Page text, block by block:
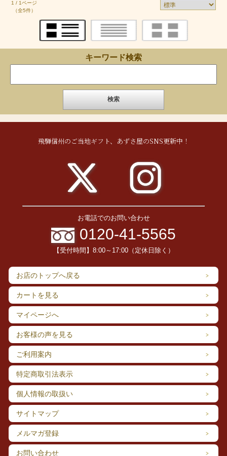
1 / 1ページ
（全5件）
キーワード検索
飛騨信州のご当地ギフト、あずさ屋のSNS更新中！
お電話でのお問い合わせ
0120-41-5565
【受付時間】8:00～17:00（定休日除く）
お店のトップへ戻る
カートを見る
マイページへ
お客様の声を見る
ご利用案内
特定商取引法表示
個人情報の取扱い
サイトマップ
メルマガ登録
お問い合わせ